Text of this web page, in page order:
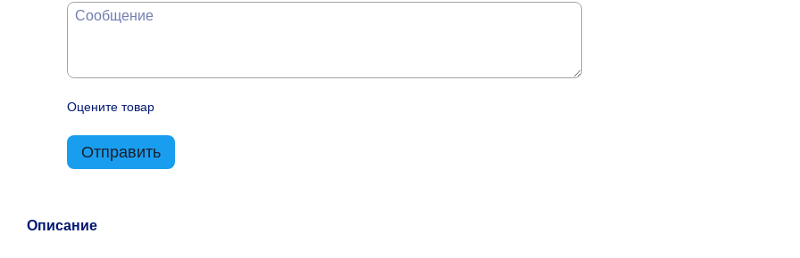
Оцените товар
Отправить
Описание